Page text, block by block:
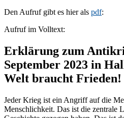
Den Aufruf gibt es hier als pdf:
Aufruf im Volltext:
Erklärung zum
September 2023 in
Welt braucht Frieden!
Jeder Krieg ist ein Angriff auf die
Menschlichkeit. Das ist die zentrale